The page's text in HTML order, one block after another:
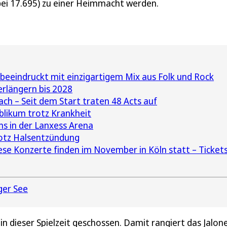
17.695) zu einer Heimmacht werden.
mit einzigartigem Mix aus Folk und Rock
bis 2028
– Seit dem Start traten 48 Acts auf
trotz Krankheit
in der Lanxess Arena
Halsentzündung
Konzerte finden im November in Köln statt –
See
dieser Spielzeit geschossen. Damit rangiert das